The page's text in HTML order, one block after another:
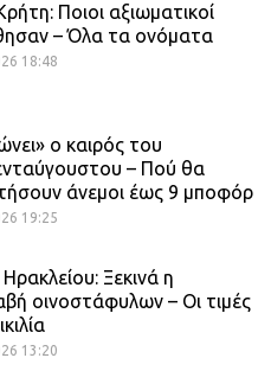
Ποιοι αξιωματικοί
– Όλα τα ονόματα
18:48
ο καιρός του
– Πού θα
άνεμοι έως 9 μποφόρ
19:25
Ξεκινά η
οινοστάφυλων – Οι τιμές
13:20